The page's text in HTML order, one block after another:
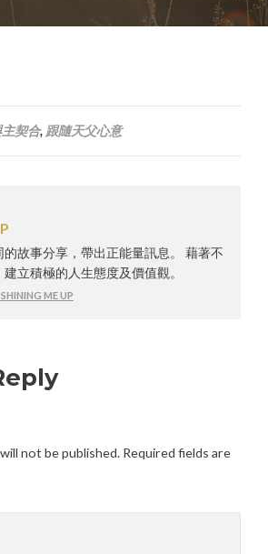
主契合, 跟隨天父心意
故事分享，帶出正能量訊息。 藉著不
立積極的人生態度及價值觀。
ME UP
not be published. Required fields are